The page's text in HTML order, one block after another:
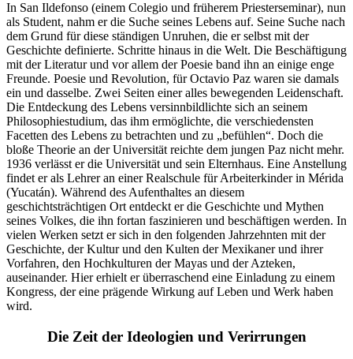
In San Ildefonso (einem Colegio und früherem Priesterseminar), nun
als Student, nahm er die Suche seines Lebens auf. Seine Suche nach
dem Grund für diese ständigen Unruhen, die er selbst mit der
Geschichte definierte. Schritte hinaus in die Welt. Die Beschäftigung
mit der Literatur und vor allem der Poesie band ihn an einige enge
Freunde. Poesie und Revolution, für Octavio Paz waren sie damals
ein und dasselbe. Zwei Seiten einer alles bewegenden Leidenschaft.
Die Entdeckung des Lebens versinnbildlichte sich an seinem
Philosophiestudium, das ihm ermöglichte, die verschiedensten
Facetten des Lebens zu betrachten und zu „befühlen“. Doch die
bloße Theorie an der Universität reichte dem jungen Paz nicht mehr.
1936 verlässt er die Universität und sein Elternhaus. Eine Anstellung
findet er als Lehrer an einer Realschule für Arbeiterkinder in Mérida
(Yucatán). Während des Aufenthaltes an diesem
geschichtsträchtigen Ort entdeckt er die Geschichte und Mythen
seines Volkes, die ihn fortan faszinieren und beschäftigen werden. In
vielen Werken setzt er sich in den folgenden Jahrzehnten mit der
Geschichte, der Kultur und den Kulten der Mexikaner und ihrer
Vorfahren, den Hochkulturen der Mayas und der Azteken,
auseinander. Hier erhielt er überraschend eine Einladung zu einem
Kongress, der eine prägende Wirkung auf Leben und Werk haben
wird.
Die Zeit der Ideologien und Verirrungen